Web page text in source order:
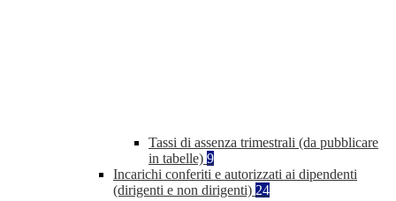
Tassi di assenza trimestrali (da pubblicare
in tabelle) 9
Incarichi conferiti e autorizzati ai dipendenti
(dirigenti e non dirigenti) 24